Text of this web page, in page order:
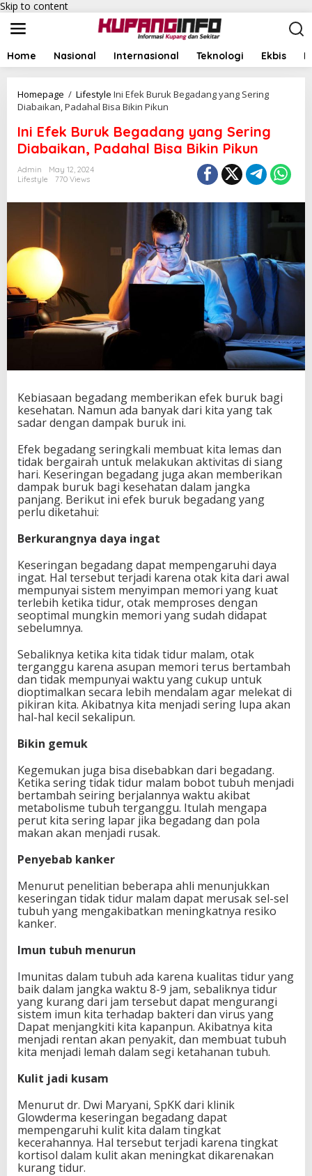
Skip to content
Home Nasional Internasional Teknologi Ekbis
Homepage / Lifestyle Ini Efek Buruk Begadang yang Sering
Diabaikan, Padahal Bisa Bikin Pikun
Ini Efek Buruk Begadang yang Sering
Diabaikan, Padahal Bisa Bikin Pikun
Admin
May 12, 2024
Lifestyle
770 Views
Kebiasaan begadang memberikan efek buruk bagi
kesehatan. Namun ada banyak dari kita yang tak
sadar dengan dampak buruk ini.
Efek begadang seringkali membuat kita lemas dan
tidak bergairah untuk melakukan aktivitas di siang
hari. Keseringan begadang juga akan memberikan
dampak buruk bagi kesehatan dalam jangka
panjang. Berikut ini efek buruk begadang yang
perlu diketahui:
Berkurangnya daya ingat
Keseringan begadang dapat mempengaruhi daya
ingat. Hal tersebut terjadi karena otak kita dari awal
mempunyai sistem menyimpan memori yang kuat
terlebih ketika tidur, otak memproses dengan
seoptimal mungkin memori yang sudah didapat
sebelumnya.
Sebaliknya ketika kita tidak tidur malam, otak
terganggu karena asupan memori terus bertambah
dan tidak mempunyai waktu yang cukup untuk
dioptimalkan secara lebih mendalam agar melekat di
pikiran kita. Akibatnya kita menjadi sering lupa akan
hal-hal kecil sekalipun.
Bikin gemuk
Kegemukan juga bisa disebabkan dari begadang.
Ketika sering tidak tidur malam bobot tubuh menjadi
bertambah seiring berjalannya waktu akibat
metabolisme tubuh terganggu. Itulah mengapa
perut kita sering lapar jika begadang dan pola
makan akan menjadi rusak.
Penyebab kanker
Menurut penelitian beberapa ahli menunjukkan
keseringan tidak tidur malam dapat merusak sel-sel
tubuh yang mengakibatkan meningkatnya resiko
kanker.
Imun tubuh menurun
Imunitas dalam tubuh ada karena kualitas tidur yang
baik dalam jangka waktu 8-9 jam, sebaliknya tidur
yang kurang dari jam tersebut dapat mengurangi
sistem imun kita terhadap bakteri dan virus yang
Dapat menjangkiti kita kapanpun. Akibatnya kita
menjadi rentan akan penyakit, dan membuat tubuh
kita menjadi lemah dalam segi ketahanan tubuh.
Kulit jadi kusam
Menurut dr. Dwi Maryani, SpKK dari klinik
Glowderma keseringan begadang dapat
mempengaruhi kulit kita dalam tingkat
kecerahannya. Hal tersebut terjadi karena tingkat
kortisol dalam kulit akan meningkat dikarenakan
kurang tidur.